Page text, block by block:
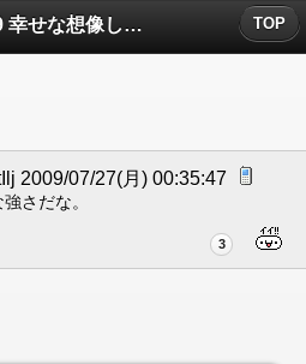
No.9749 幸せな想像しかできなかった。普通にうらやましかった。についたコメント TOP
2009/07/27(月) 00:35:47
さだな。
3